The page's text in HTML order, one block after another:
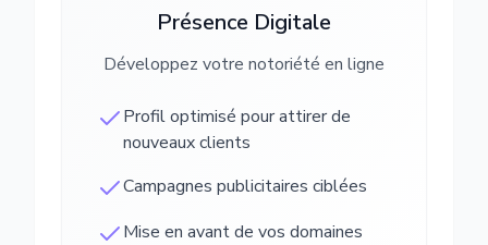
Présence Digitale
Développez votre notoriété en ligne
Profil optimisé pour attirer de
nouveaux clients
Campagnes publicitaires ciblées
Mise en avant de vos domaines